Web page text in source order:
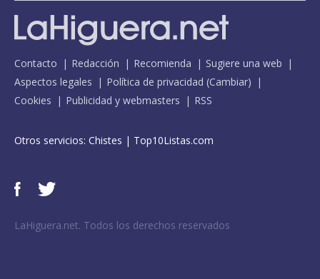
Contacto Redacción Recomienda
Sugiere una web
Aspectos legales
Política de privacidad (Cambiar)
Cookies
Publicidad y webmasters RSS
Otros servicios: Chistes | Top10Listas.com
LaHiguera.net. Todos los derechos reservados